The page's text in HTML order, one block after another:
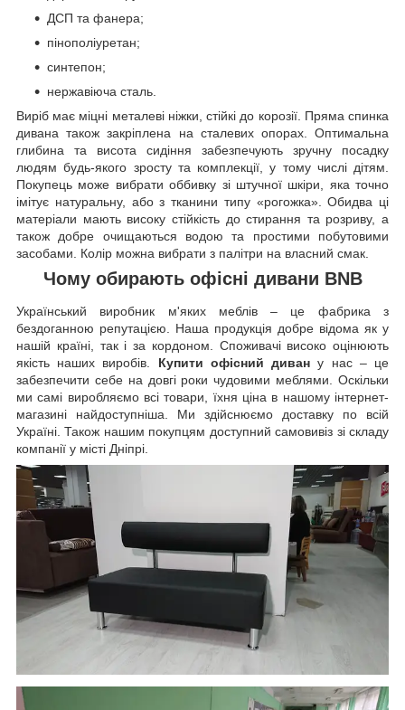
ДСП та фанера;
пінополіуретан;
синтепон;
нержавіюча сталь.
Виріб має міцні металеві ніжки, стійкі до корозії. Пряма спинка
дивана також закріплена на сталевих опорах. Оптимальна
глибина та висота сидіння забезпечують зручну посадку
людям будь-якого зросту та комплекції, у тому числі дітям.
Покупець може вибрати оббивку зі штучної шкіри, яка точно
імітує натуральну, або з тканини типу «рогожка». Обидва ці
матеріали мають високу стійкість до стирання та розриву, а
також добре очищаються водою та простими побутовими
засобами. Колір можна вибрати з палітри на власний смак.
Чому обирають офісні дивани BNB
Український виробник м'яких меблів – це фабрика з
бездоганною репутацією. Наша продукція добре відома як у
нашій країні, так і за кордоном. Споживачі високо оцінюють
якість наших виробів. Купити офісний диван у нас – це
забезпечити себе на довгі роки чудовими меблями. Оскільки
ми самі виробляємо всі товари, їхня ціна в нашому інтернет-
магазині найдоступніша. Ми здійснюємо доставку по всій
Україні. Також нашим покупцям доступний самовивіз зі складу
компанії у місті Дніпрі.